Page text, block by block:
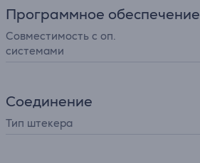
Программное обеспечение
Совместимость с оп.
системами
Соединение
Тип штекера